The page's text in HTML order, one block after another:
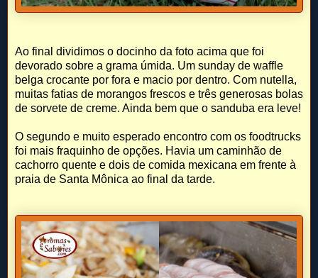
Ao final dividimos o docinho da foto acima que foi
devorado sobre a grama úmida. Um sunday de waffle
belga crocante por fora e macio por dentro. Com nutella,
muitas fatias de morangos frescos e três generosas bolas
de sorvete de creme. Ainda bem que o sanduba era leve!
O segundo e muito esperado encontro com os foodtrucks
foi mais fraquinho de opções. Havia um caminhão de
cachorro quente e dois de comida mexicana em frente à
praia de Santa Mônica ao final da tarde.